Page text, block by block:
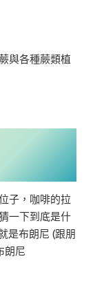
與各種蕨類植
子，咖啡的拉
一下到底是什
是布朗尼 (跟朋
朗尼